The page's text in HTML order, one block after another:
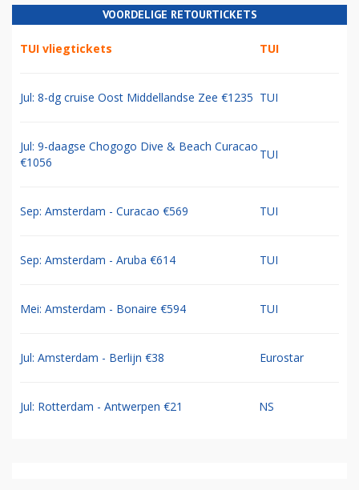
VOORDELIGE RETOURTICKETS
TUI vliegtickets TUI
Jul: 8-dg cruise Oost Middellandse Zee €1235 TUI
Jul: 9-daagse Chogogo Dive & Beach Curacao
€1056
TUI
Sep: Amsterdam - Curacao €569 TUI
Sep: Amsterdam - Aruba €614 TUI
Mei: Amsterdam - Bonaire €594 TUI
Jul: Amsterdam - Berlijn €38 Eurostar
Jul: Rotterdam - Antwerpen €21 NS